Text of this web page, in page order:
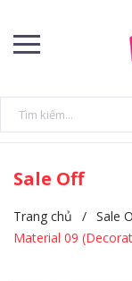
Sale Off
Trang chủ / Sale
Material 09